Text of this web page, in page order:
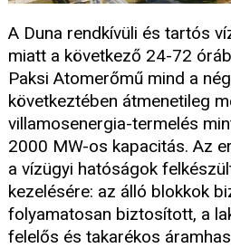
A Duna rendkívüli és tartós
miatt a következő 24-72
Paksi Atomerőmű mind a
következtében átmenetileg
villamosenergia-termelés
2000 MW-os kapacitás. Az
a vízügyi hatóságok
kezelésére: az álló blokkok
folyamatosan biztosított, a
felelős és takarékos